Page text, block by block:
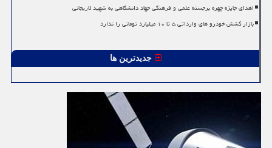
اهدای جایزه چهره برجسته علمی و فرهنگی جهاد دانشگاهی به شهید لاریجانی
بازار کشش خودرو های وارداتی ۵ تا ۱۰ میلیارد تومانی را ندارد
جدیدترین ها